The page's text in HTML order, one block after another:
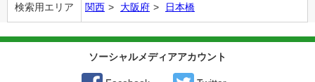
検索用エリア 関西 大阪府 日本橋
ソーシャルメディアアカウント